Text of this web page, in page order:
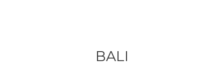
BALI